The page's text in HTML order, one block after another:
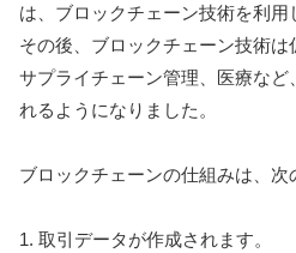
は、ブロックチェーン技術を利用
その後、ブロックチェーン技術は
サプライチェーン管理、医療など
れるようになりました。
ブロックチェーンの仕組みは、次
1. 取引データが作成されます。